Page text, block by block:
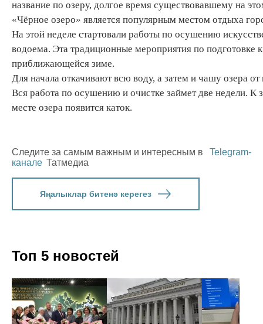
название по озеру, долгое время существовавшему на
«Чёрное озеро» является популярным местом отдыха
На этой неделе стартовали работы по осушению
водоема. Эта традиционные мероприятия по подготовке к
приближающейся зиме.
Для начала откачивают всю воду, а затем и чашу озера
Вся работа по осушению и очистке займет две недели. К
месте озера появится каток.
Следите за самым важным и интересным в
Telegram-
канале Татмедиа
Яңалыклар битенә керегез
Топ 5 новостей